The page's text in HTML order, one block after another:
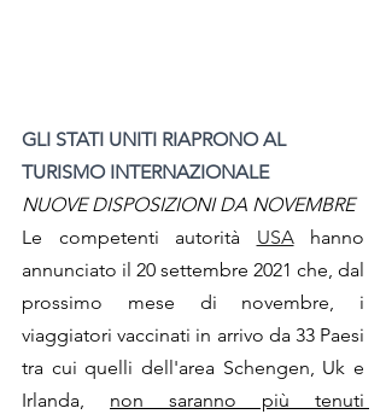
GLI STATI UNITI RIAPRONO AL
TURISMO INTERNAZIONALE
NUOVE DISPOSIZIONI DA NOVEMBRE
Le competenti autorità USA hanno
annunciato il 20 settembre 2021 che, dal
prossimo mese di novembre, i
viaggiatori vaccinati in arrivo da 33 Paesi
tra cui quelli dell'area Schengen, Uk e
Irlanda, non saranno più tenuti